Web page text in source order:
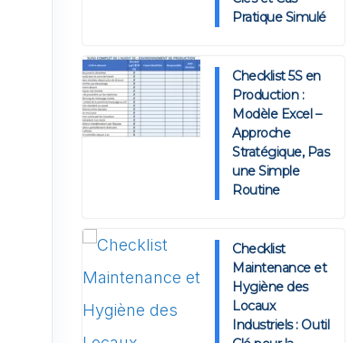
Pratique Simulé
Checklist 5S en
Production :
Modèle Excel –
Approche
Stratégique, Pas
une Simple
Routine
Checklist
Maintenance et
Hygiène des
Locaux
Industriels : Outil